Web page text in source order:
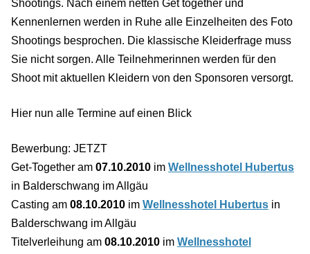
Shootings. Nach einem netten Get together und
Kennenlernen werden in Ruhe alle Einzelheiten des Foto
Shootings besprochen. Die klassische Kleiderfrage muss
Sie nicht sorgen. Alle Teilnehmerinnen werden für den
Shoot mit aktuellen Kleidern von den Sponsoren versorgt.
Hier nun alle Termine auf einen Blick
Bewerbung: JETZT
Get-Together am 07.10.2010 im Wellnesshotel Hubertus
in Balderschwang im Allgäu
Casting am 08.10.2010 im Wellnesshotel Hubertus in
Balderschwang im Allgäu
Titelverleihung am 08.10.2010 im Wellnesshotel